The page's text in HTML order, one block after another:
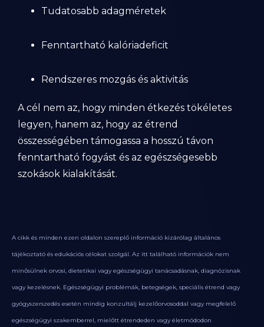
Tudatosabb adagméretek
Fenntartható kalóriadeficit
Rendszeres mozgás és aktivitás
A cél nem az, hogy minden étkezés tökéletes
legyen, hanem az, hogy az étrend
összességében támogassa a hosszú távon
fenntartható fogyást és az egészségesebb
szokások kialakítását.
A cikk és minden ezen oldalon szereplő információ kizárólag általános
tájékoztató és edukációs célokat szolgál. Az itt található információk nem
minősülnek orvosi, dietetikai vagy egészségügyi tanácsadásnak, diagnózisnak
vagy kezelésnek. Egészségügyi problémák, betegségek, speciális étrend vagy
gyógyszerszedés esetén mindig konzultálj kezelőorvosoddal vagy megfelelő
egészségügyi szakemberrel, mielőtt étrendeden vagy életmódodon